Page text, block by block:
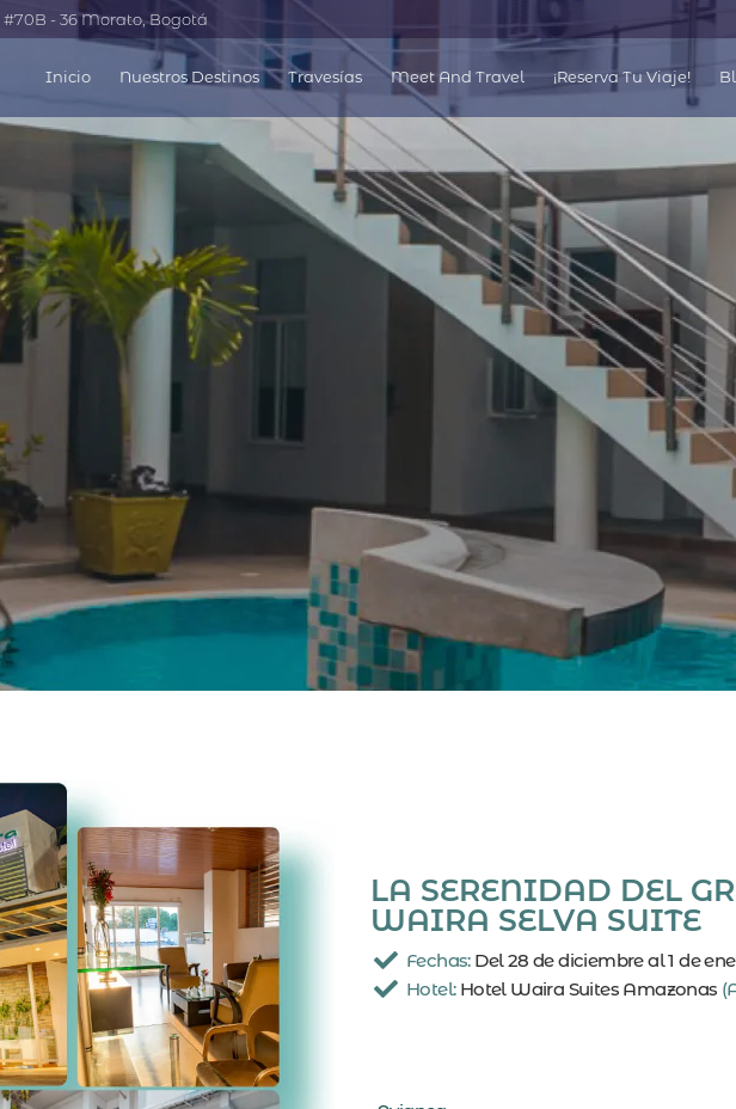
#70B - 36 Morato, Bogotá
Inicio Nuestros Destinos Travesías Meet And Travel ¡Reserva Tu Viaje!
del Nuevo Año
de la Gran Selva, Waira Suite Amazonas
de diciembre al 1 de enero del 2026
Cotizar
LA SERENIDAD DEL
WAIRA SELVA SUITE
Fechas:Del 28 de diciembre al 1 de
Hotel:Hotel Waira Suites Amazonas